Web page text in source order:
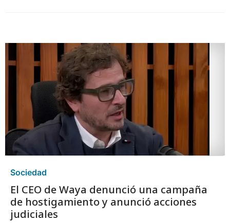
Sociedad
El CEO de Waya denunció una campaña
de hostigamiento y anunció acciones
judiciales